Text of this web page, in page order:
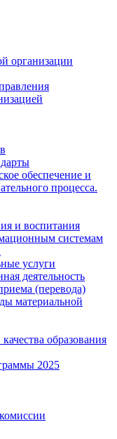
организации
обеспечение и
процесса.
и воспитания
системам
услуги
деятельность
(перевода)
материальной
образования
2025